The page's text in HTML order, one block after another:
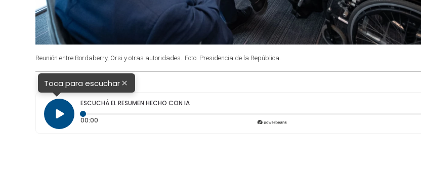
Reunión entre Bordaberry, Orsi y otras autoridades. Foto: Presidencia de la República.
Toca para escuchar×
ESCUCHÁ EL RESUMEN HECHO CON IA
00:00